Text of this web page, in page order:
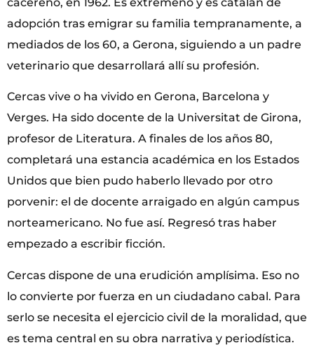
adopción tras emigrar su familia tempranamente, a
mediados de los 60, a Gerona, siguiendo a un padre
veterinario que desarrollará allí su profesión.
Cercas vive o ha vivido en Gerona, Barcelona y
Verges. Ha sido docente de la Universitat de Girona,
profesor de Literatura. A finales de los años 80,
completará una estancia académica en los Estados
Unidos que bien pudo haberlo llevado por otro
porvenir: el de docente arraigado en algún campus
norteamericano. No fue así. Regresó tras haber
empezado a escribir ficción.
Cercas dispone de una erudición amplísima. Eso no
lo convierte por fuerza en un ciudadano cabal. Para
serlo se necesita el ejercicio civil de la moralidad, que
es tema central en su obra narrativa y periodística.